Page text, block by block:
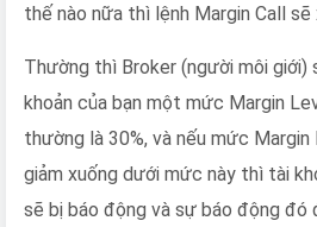
thế nào nữa thì lệnh Margin Call sẽ
Thường thì Broker (người môi giới)
khoản của bạn một mức Margin
thường là 30%, và nếu mức
giảm xuống dưới mức này thì tài
sẽ bị báo động và sự báo động đó